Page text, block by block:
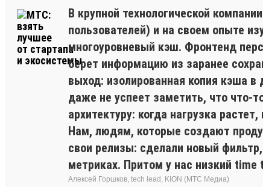
В крупной технологической
пользователей) и на своем опыте
многоуровневый кэш. Фронтенд
берет информацию из заранее
выход: изолированная копия кэша в
даже не успеет заметить, что что-
архитектуру: когда нагрузка
Нам, людям, которые создают
свои релизы: сделали новый
метриках. Притом у нас низкий
Алексей Горшков, tech lead, KION (МТС Медиа)